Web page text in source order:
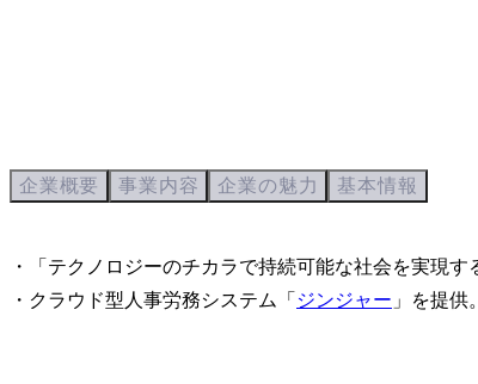
企業概要 事業内容 企業の魅力 基本情報
・「テクノロジーのチカラで持続可能な社会を実現
・クラウド型人事労務システム「 ジンジャー 」を提